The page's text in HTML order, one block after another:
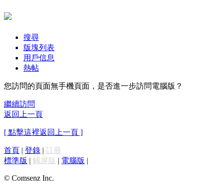
搜尋
版塊列表
用戶信息
熱帖
您訪問的頁面無手機頁面，是否進一步訪問電腦版？
繼續訪問
返回上一頁
[ 點擊這裡返回上一頁 ]
首頁 | 登錄 | 註冊
標準版 | 觸屏版 | 電腦版 |
© Comsenz Inc.